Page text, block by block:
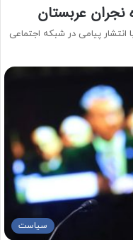
نجران عربستان
پیامی در شبکه اجتماعی
سیاست